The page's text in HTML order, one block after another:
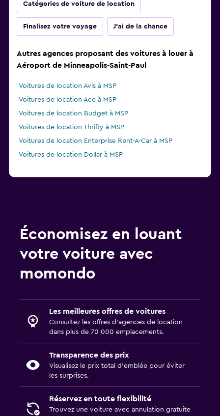
Catégories de voiture de location
Finalisez votre voyage J'ai de la chance
Autres agences proposant des voitures à louer à
Aéroport de Minneapolis-Saint-Paul
Voitures de location Avis à MSP
Voitures de location Ace à MSP
Voitures de location Budget à MSP
Voitures de location Thrifty à MSP
Voitures de location Enterprise Rent-A-Car à MSP
Voitures de location Dollar à MSP
Économisez en louant
votre voiture avec
momondo
Les meilleures offres de voitures
Consultez les offres d’agences de location
dans plus de 70 000 emplacements.
Transparence des prix
Visualisez le prix total d’emblée pour éviter
les surprises.
Réservez en toute flexibilité
Trouvez une voiture avec annulation gratuite